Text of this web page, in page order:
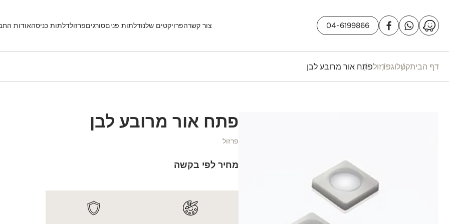
אודותדלתות כניסהפרזולסורגיםדלתות פניםהפרויקטים שלנוצור קשר 04-6199866
דף הביתקטלוגפרזולפתח אור מרובע לבן
פתח אור מרובע לבן
פרזול
מחיר לפי בקשה